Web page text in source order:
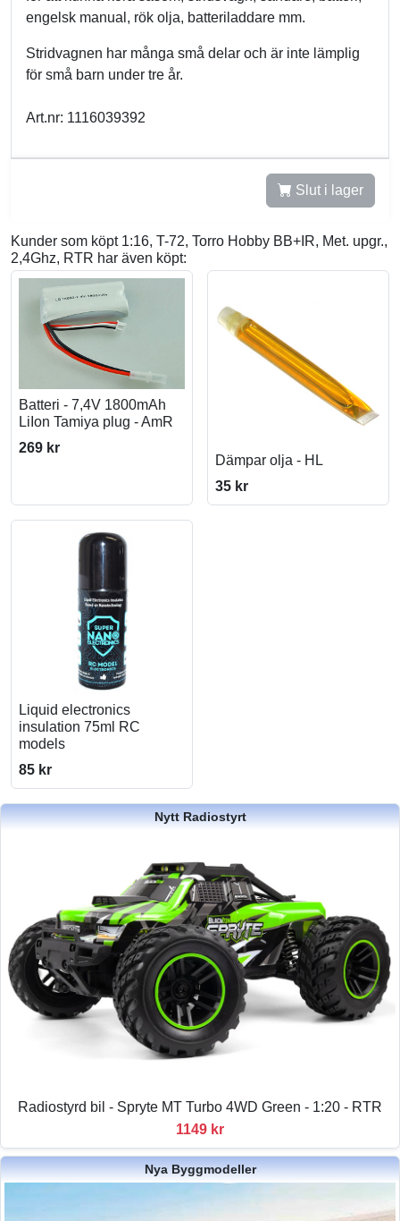
engelsk manual, rök olja, batteriladdare mm.
Stridvagnen har många små delar och är inte lämplig
för små barn under tre år.
Art.nr: 1116039392
Slut i lager
Kunder som köpt 1:16, T-72, Torro Hobby BB+IR, Met. upgr.,
2,4Ghz, RTR har även köpt:
Batteri - 7,4V 1800mAh
LiIon Tamiya plug - AmR
269 kr
Dämpar olja - HL
35 kr
Liquid electronics
insulation 75ml RC
models
85 kr
Nytt Radiostyrt
Radiostyrd bil - Spryte MT Turbo 4WD Green - 1:20 - RTR
1149 kr
Nya Byggmodeller